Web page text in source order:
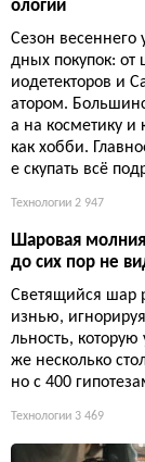
ологии
Сезон весеннего
дных покупок:
иодетекторов и
атором.
а на косметику и
как хобби.
е скупать всё
Технологии 2 947
Шаровая
до сих пор не
Светящийся шар
изнью,
льность,
же несколько
но с 400
Технологии 3 469